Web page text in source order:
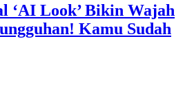
‘AI Look’ Bikin Wajah
Kamu Sudah